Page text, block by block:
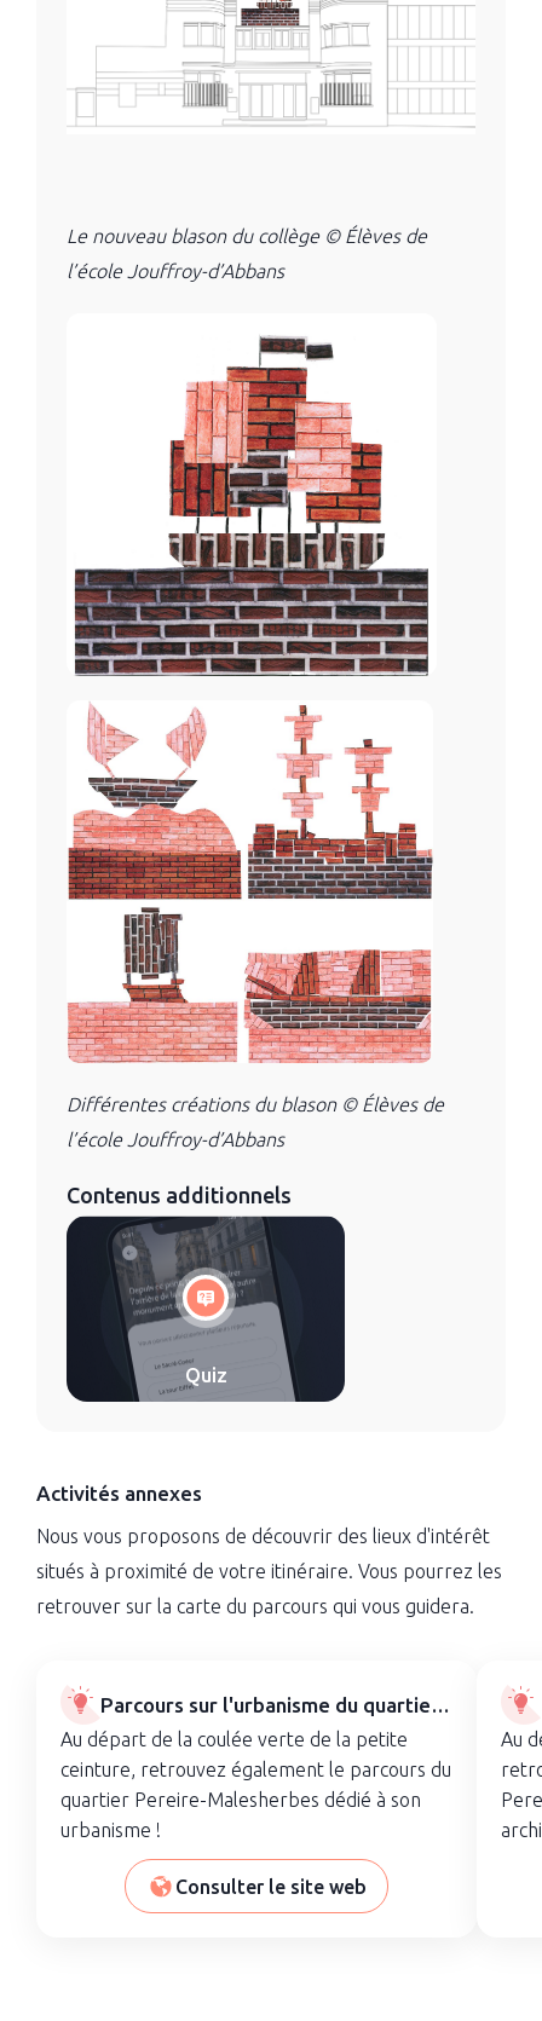
Le nouveau blason du collège © Élèves de
l’école Jouffroy-d’Abbans
Différentes créations du blason © Élèves de
l’école Jouffroy-d’Abbans
Contenus additionnels
Quiz
Activités annexes
Nous vous proposons de découvrir des lieux d'intérêt
situés à proximité de votre itinéraire. Vous pourrez les
retrouver sur la carte du parcours qui vous guidera.
Parcours sur l'urbanisme du quartier
Pereire-Malesherbes
Au départ de la coulée verte de la petite
ceinture, retrouvez également le parcours du
quartier Pereire-Malesherbes dédié à son
urbanisme !
Consulter le site web
Au